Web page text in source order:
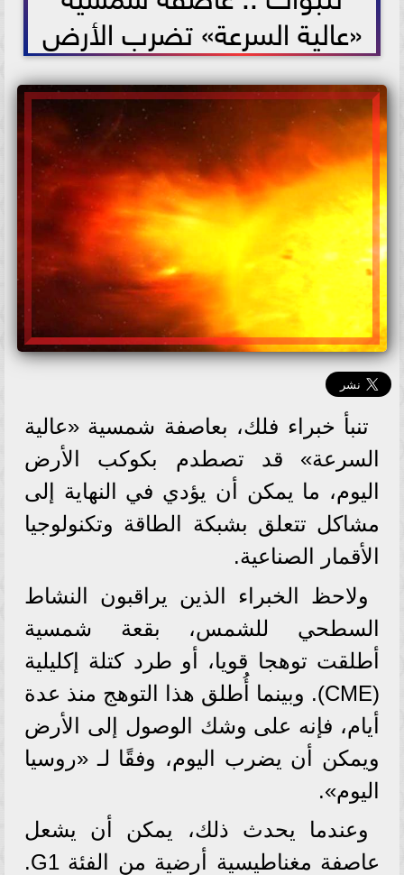
«عالية السرعة» تضرب الأرض
تنبأ خبراء فلك، بعاصفة شمسية «عالية
السرعة» قد تصطدم بكوكب الأرض
اليوم، ما يمكن أن يؤدي في النهاية إلى
مشاكل تتعلق بشبكة الطاقة وتكنولوجيا
الأقمار الصناعية.
ولاحظ الخبراء الذين يراقبون النشاط
السطحي للشمس، بقعة شمسية
أطلقت توهجا قويا، أو طرد كتلة إكليلية
(CME). وبينما أُطلق هذا التوهج منذ عدة
أيام، فإنه على وشك الوصول إلى الأرض
ويمكن أن يضرب اليوم، وفقًا لـ «روسيا
اليوم».
وعندما يحدث ذلك، يمكن أن يشعل
عاصفة مغناطيسية أرضية من الفئة G1.